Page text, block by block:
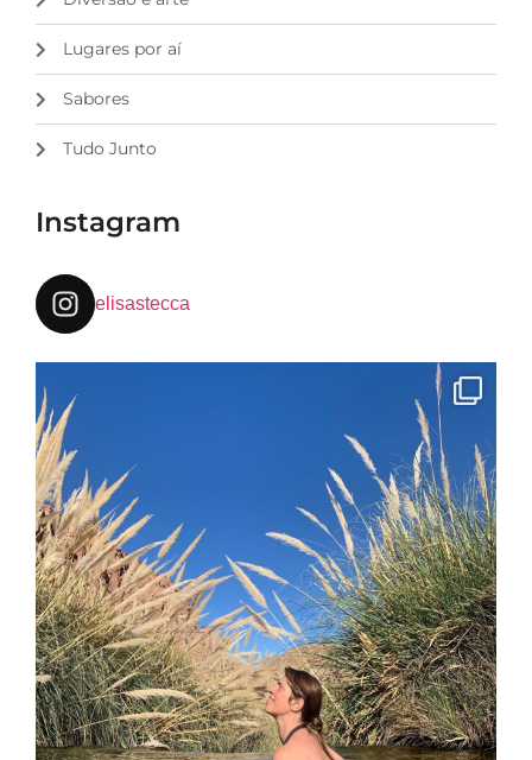
Lugares por aí
Sabores
Tudo Junto
Instagram
elisastecca